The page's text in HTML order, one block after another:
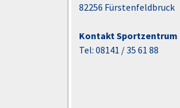
82256 Fürstenfeldbruck
Kontakt Sportzentrum
Tel: 08141 / 35 61 88